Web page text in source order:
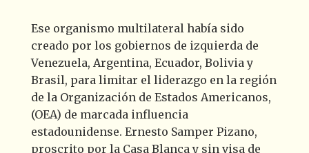
Ese organismo multilateral había sido
creado por los gobiernos de izquierda de
Venezuela, Argentina, Ecuador, Bolivia y
Brasil, para limitar el liderazgo en la región
de la Organización de Estados Americanos,
(OEA) de marcada influencia
estadounidense. Ernesto Samper Pizano,
proscrito por la Casa Blanca y sin visa de